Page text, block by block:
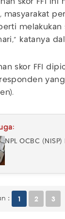
skor FFI
masyarakat
katanya
skor FFI
NPL OCBC
: 1 2 3